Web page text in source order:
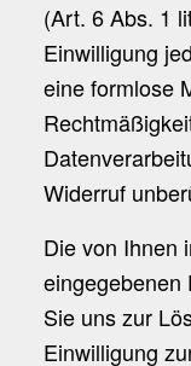
(Art. 6 Abs. 1
Einwilligung
eine formlose
Widerruf
Die von Ihnen
eingegebenen
Sie uns zur
Einwilligung